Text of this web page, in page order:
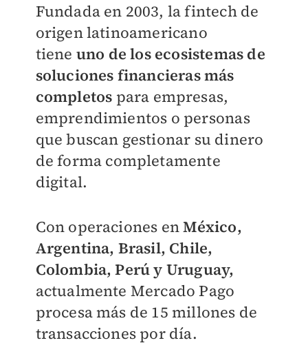
Fundada en 2003, la fintech de
origen latinoamericano
tiene uno de los ecosistemas de
soluciones financieras más
completos para empresas,
emprendimientos o personas
que buscan gestionar su dinero
de forma completamente
digital.
Con operaciones enMéxico,
Argentina, Brasil, Chile,
Colombia, Perú y Uruguay,
actualmente Mercado Pago
procesa más de 15 millones de
transacciones por día.